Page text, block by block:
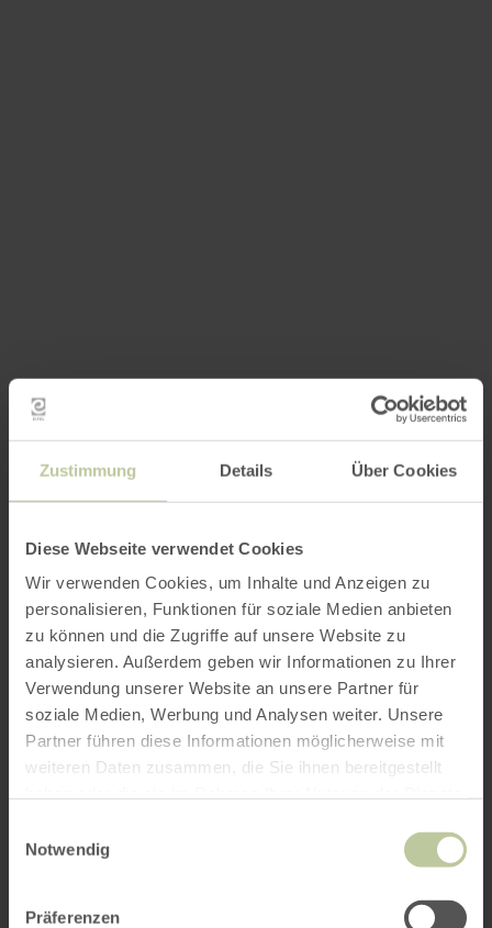
Zustimmung Details Über Cookies
Diese Webseite verwendet Cookies
Wir verwenden Cookies, um Inhalte und Anzeigen zu
personalisieren, Funktionen für soziale Medien anbieten
zu können und die Zugriffe auf unsere Website zu
analysieren. Außerdem geben wir Informationen zu Ihrer
Verwendung unserer Website an unsere Partner für
soziale Medien, Werbung und Analysen weiter. Unsere
Partner führen diese Informationen möglicherweise mit
weiteren Daten zusammen, die Sie ihnen bereitgestellt
Notwendig
Präferenzen